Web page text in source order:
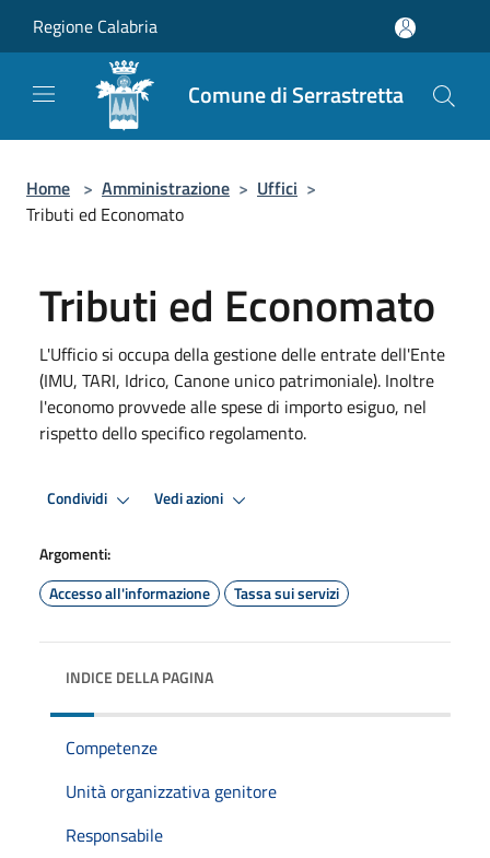
Regione Calabria
Comune di Serrastretta
Home > Amministrazione > Uffici >
Tributi ed Economato
Tributi ed Economato
L'Ufficio si occupa della gestione delle entrate dell'Ente
(IMU, TARI, Idrico, Canone unico patrimoniale). Inoltre
l'economo provvede alle spese di importo esiguo, nel
rispetto dello specifico regolamento.
Condividi Vedi azioni
Argomenti:
Accesso all'informazione
Tassa sui servizi
INDICE DELLA PAGINA
Competenze
Unità organizzativa genitore
Responsabile